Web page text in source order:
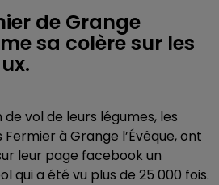
de Grange
sa colère sur les
vol de leurs légumes, les
à Grange l’Évêque, ont
leur page facebook un
qui a été vu plus de 25 000 fois.